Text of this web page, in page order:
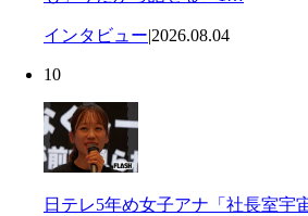
インタビュー|2026.08.04
10
日テレ5年め女子アナ「社長室宇